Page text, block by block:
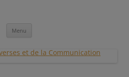
Sensible
Menu